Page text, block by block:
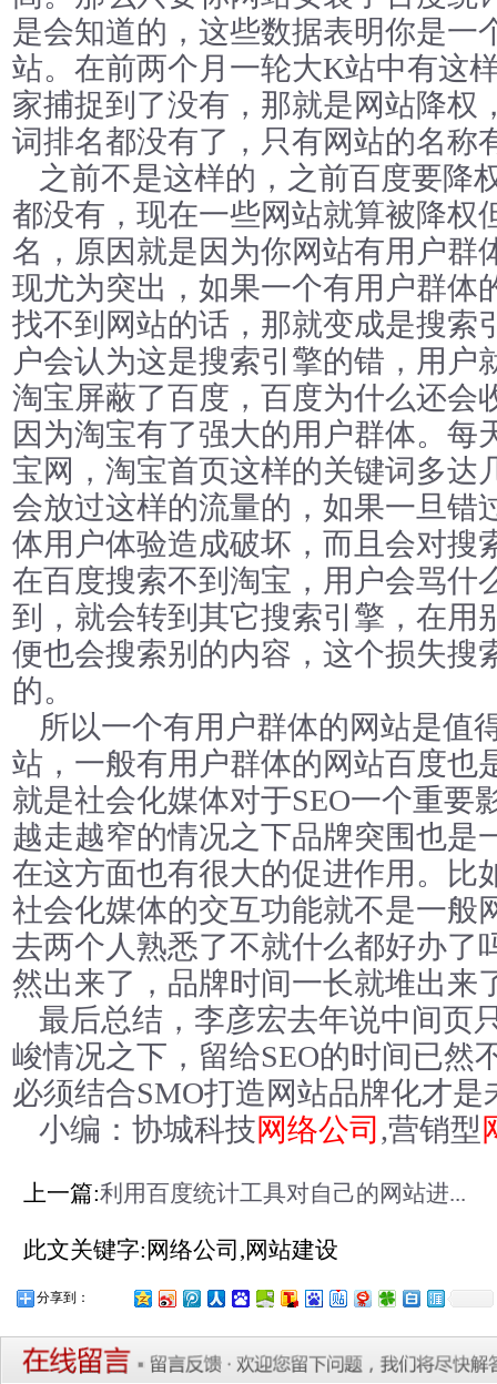
是会知道的，这些数据表明你是一
站。在前两个月一轮大K站中有这
家捕捉到了没有，那就是网站降权
词排名都没有了，只有网站的名称
之前不是这样的，之前百度要降
都没有，现在一些网站就算被降权
名，原因就是因为你网站有用户群
现尤为突出，如果一个有用户群体
找不到网站的话，那就变成是搜索
户会认为这是搜索引擎的错，用户
淘宝屏蔽了百度，百度为什么还会
因为淘宝有了强大的用户群体。每
宝网，淘宝首页这样的关键词多达
会放过这样的流量的，如果一旦错
体用户体验造成破坏，而且会对搜
在百度搜索不到淘宝，用户会骂什
到，就会转到其它搜索引擎，在用
便也会搜索别的内容，这个损失搜
的。
所以一个有用户群体的网站是值
站，一般有用户群体的网站百度也
就是社会化媒体对于SEO一个重要
越走越窄的情况之下品牌突围也是
在这方面也有很大的促进作用。比
社会化媒体的交互功能就不是一般
去两个人熟悉了不就什么都好办了
然出来了，品牌时间一长就堆出来
最后总结，李彦宏去年说中间页
峻情况之下，留给SEO的时间已然
必须结合SMO打造网站品牌化才是
小编：协城科技网络公司 ,营销型
上一篇:利用百度统计工具对自己的网站进...
此文关键字:网络公司,网站建设
分享到：